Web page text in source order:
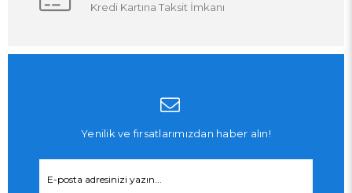
Kredi Kartına Taksit İmkanı
Yenilik ve fırsatlarımızdan haber alın!